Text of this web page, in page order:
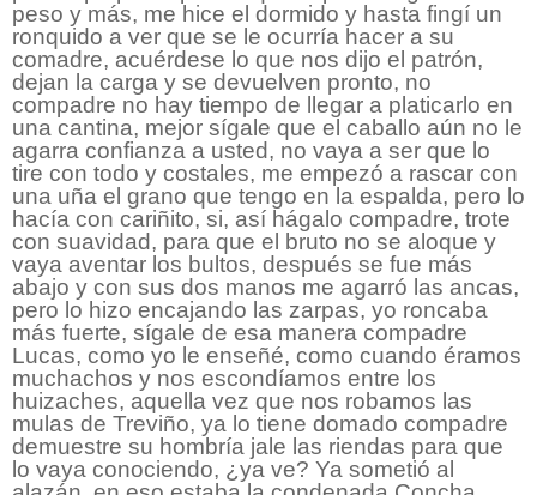
peso y más, me hice el dormido y hasta fingí un
ronquido a ver que se le ocurría hacer a su
comadre, acuérdese lo que nos dijo el patrón,
dejan la carga y se devuelven pronto, no
compadre no hay tiempo de llegar a platicarlo en
una cantina, mejor sígale que el caballo aún no le
agarra confianza a usted, no vaya a ser que lo
tire con todo y costales, me empezó a rascar con
una uña el grano que tengo en la espalda, pero lo
hacía con cariñito, si, así hágalo compadre, trote
con suavidad, para que el bruto no se aloque y
vaya aventar los bultos, después se fue más
abajo y con sus dos manos me agarró las ancas,
pero lo hizo encajando las zarpas, yo roncaba
más fuerte, sígale de esa manera compadre
Lucas, como yo le enseñé, como cuando éramos
muchachos y nos escondíamos entre los
huizaches, aquella vez que nos robamos las
mulas de Treviño, ya lo tiene domado compadre
demuestre su hombría jale las riendas para que
lo vaya conociendo, ¿ya ve? Ya sometió al